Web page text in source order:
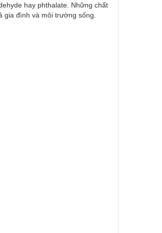
hay phthalate. Những chất
đình và môi trường sống.